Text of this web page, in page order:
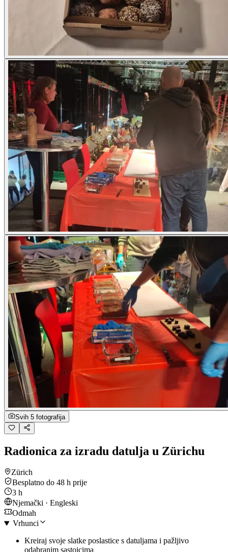
Svih 5 fotografija
Radionica za izradu datulja u Zürichu
Zürich
Besplatno do 48 h prije
3 h
Njemački · Engleski
Odmah
Vrhunci
Kreiraj svoje slatke poslastice s datuljama i pažljivo
odabranim sastojcima